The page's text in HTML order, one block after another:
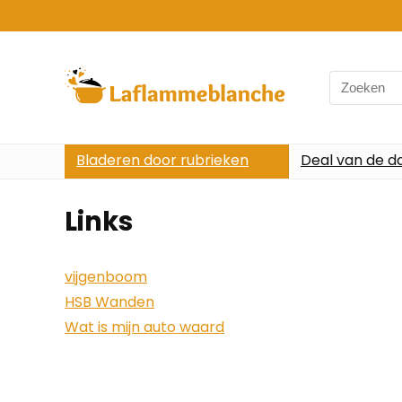
Search
for:
Bladeren door rubrieken Deal van de
Links
vijgenboom
HSB Wanden
Wat is mijn auto waard